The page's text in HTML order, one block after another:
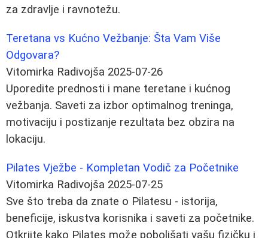
za zdravlje i ravnotežu.
Teretana vs Kućno Vežbanje: Šta Vam Više
Odgovara?
Vitomirka Radivojša 2025-07-26
Uporedite prednosti i mane teretane i kućnog
vežbanja. Saveti za izbor optimalnog treninga,
motivaciju i postizanje rezultata bez obzira na
lokaciju.
Pilates Vježbe - Kompletan Vodič za Početnike
Vitomirka Radivojša 2025-07-25
Sve što treba da znate o Pilatesu - istorija,
beneficije, iskustva korisnika i saveti za početnike.
Otkrijte kako Pilates može poboljšati vašu fizičku i